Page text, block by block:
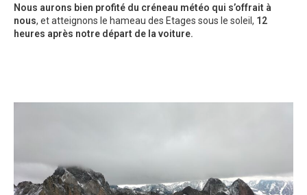
Nous aurons bien profité du créneau météo qui s’offrait à
nous, et atteignons le hameau des Etages sous le soleil, 12
heures après notre départ de la voiture.